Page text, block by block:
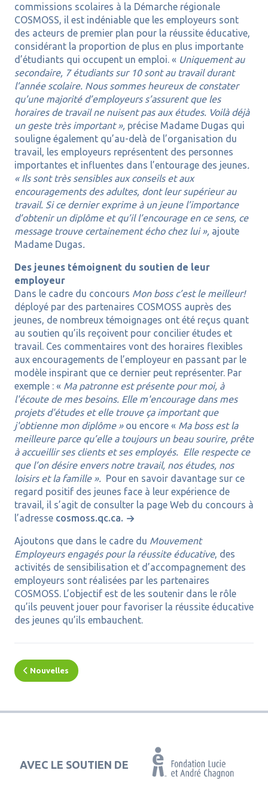
commissions scolaires à la Démarche régionale
COSMOSS, il est indéniable que les employeurs sont
des acteurs de premier plan pour la réussite éducative,
considérant la proportion de plus en plus importante
d’étudiants qui occupent un emploi. « Uniquement au
secondaire, 7 étudiants sur 10 sont au travail durant
l’année scolaire. Nous sommes heureux de constater
qu’une majorité d’employeurs s’assurent que les
horaires de travail ne nuisent pas aux études. Voilà déjà
un geste très important », précise Madame Dugas qui
souligne également qu’au-delà de l’organisation du
travail, les employeurs représentent des personnes
importantes et influentes dans l’entourage des jeunes.
« Ils sont très sensibles aux conseils et aux
encouragements des adultes, dont leur supérieur au
travail. Si ce dernier exprime à un jeune l’importance
d’obtenir un diplôme et qu’il l’encourage en ce sens, ce
message trouve certainement écho chez lui », ajoute
Madame Dugas.
Des jeunes témoignent du soutien de leur
employeur
Dans le cadre du concours Mon boss c’est le meilleur!
déployé par des partenaires COSMOSS auprès des
jeunes, de nombreux témoignages ont été reçus quant
au soutien qu’ils reçoivent pour concilier études et
travail. Ces commentaires vont des horaires flexibles
aux encouragements de l’employeur en passant par le
modèle inspirant que ce dernier peut représenter. Par
exemple : « Ma patronne est présente pour moi, à
l'écoute de mes besoins. Elle m'encourage dans mes
projets d'études et elle trouve ça important que
j'obtienne mon diplôme » ou encore « Ma boss est la
meilleure parce qu’elle a toujours un beau sourire, prête
à accueillir ses clients et ses employés. Elle respecte ce
que l’on désire envers notre travail, nos études, nos
loisirs et la famille ». Pour en savoir davantage sur ce
regard positif des jeunes face à leur expérience de
travail, il s’agit de consulter la page Web du concours à
l’adresse cosmoss.qc.ca.
Ajoutons que dans le cadre du Mouvement
Employeurs engagés pour la réussite éducative, des
activités de sensibilisation et d’accompagnement des
employeurs sont réalisées par les partenaires
COSMOSS. L’objectif est de les soutenir dans le rôle
qu’ils peuvent jouer pour favoriser la réussite éducative
des jeunes qu’ils embauchent.
Nouvelles
AVEC LE SOUTIEN DE